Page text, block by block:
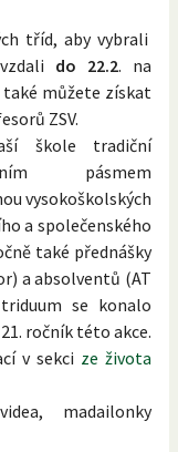
tříd, aby vybrali
do 22.2. na
můžete získat
ZSV.
škole tradiční
pásmem
vysokoškolských
a společenského
také přednášky
a absolventů (AT
se konalo
ročník této akce.
v sekci ze života
madailonky